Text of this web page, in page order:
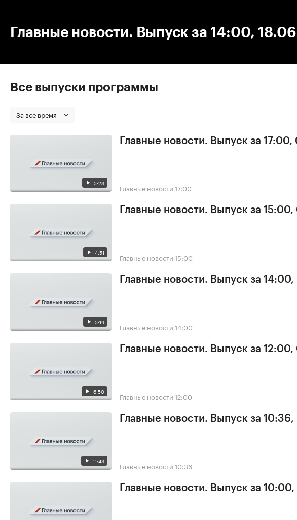
Главные новости. Выпуск за 14:00,
Все выпуски программы
За все время
5:23
Главные новости. Выпуск за
Главные новости 17:00
4:51
Главные новости. Выпуск за
Главные новости 15:00
5:19
Главные новости. Выпуск за
Главные новости 14:00
6:50
Главные новости. Выпуск за
Главные новости 12:00
11:43
Главные новости. Выпуск за
Главные новости 10:36
Главные новости. Выпуск за